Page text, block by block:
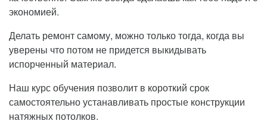
экономией.
Делать ремонт самому, можно только тогда, когда вы
уверены что потом не придется выкидывать
испорченный материал.
Наш курс обучения позволит в короткий срок
самостоятельно устанавливать простые конструкции
натяжных потолков.